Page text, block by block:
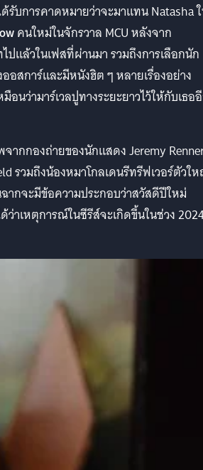
รับการคาดหมายว่าจะมาแทน Natasha
คนใหม่ในจักรวาล MCU หลังจาก
ปแล้วในเฟสที่ผ่านมา รวมถึงการเลือกนัก
อสการ์และมีหนังฮิต ๆ หลายเรื่องอย่าง
อนว่ามาร์เวลปูทางระยะยาวไว้ให้กับเธอ
ากกองถ่ายของนักแสดง Jeremy
รวมถึงน้องหมาโกลเดนรีทรีฟเวอร์ตัวใ
ากจะมีข้อความประกอบว่าสวัสดีปีใหม่
ว่าเหตุการณ์ในซีรีส์จะเกิดขึ้นในช่วง